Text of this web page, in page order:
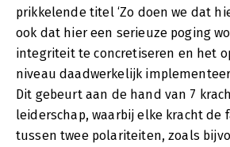
prikkelende titel ‘Zo doen we dat
ook dat hier een serieuze poging
integriteit te concretiseren en het
niveau daadwerkelijk
Dit gebeurt aan de hand van 7
leiderschap, waarbij elke kracht de
tussen twee polariteiten, zoals